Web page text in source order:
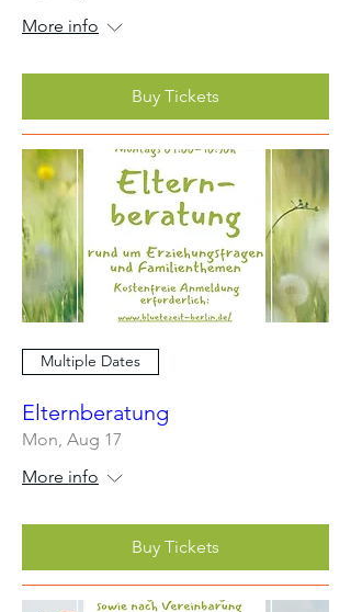
More info
Buy Tickets
Multiple Dates
Elternberatung
Mon, Aug 17
More info
Buy Tickets